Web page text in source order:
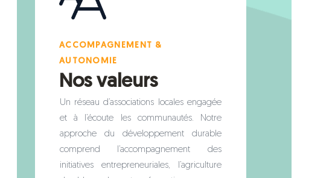
ACCOMPAGNEMENT &
AUTONOMIE
Nos valeurs
Un réseau d’associations locales engagée
et à l’écoute les communautés. Notre
approche du développement durable
comprend l’accompagnement des
initiatives entrepreneuriales, l’agriculture